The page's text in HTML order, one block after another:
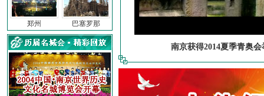
郑州 巴塞罗那
南京获得2014夏季青奥会